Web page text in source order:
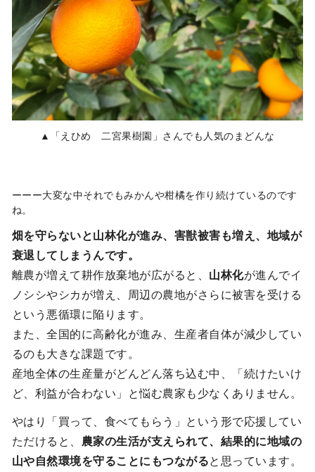
▲「えひめ 二宮果樹園」さんでも人気のまどんな
ーーー大変な中それでもみかんや柑橘を作り続けているのです
ね。
畑を守らないと山林化が進み、害獣被害も増え、地域が
衰退してしまうんです。
離農が増えて耕作放棄地が広がると、 山林化が進んでイ
ノシシやシカが増え、周辺の農地がさらに被害を受ける
という悪循環に陥ります。
また、全国的に高齢化が進み、生産者自体が減少してい
るのも大きな課題です。
産地全体の生産量がどんどん落ち込む中、「続けたいけ
ど、利益が合わない」と悩む農家も少なくありません。
やはり「買って、食べてもらう」という形で応援してい
ただけると、 農家の生活が支えられて、結果的に地域の
山や自然環境を守ることにもつながると思っています。